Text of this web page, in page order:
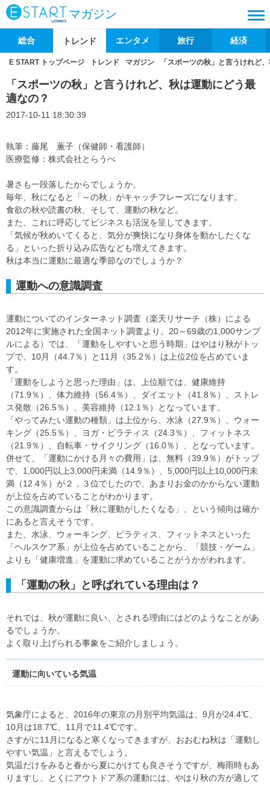
マガジン
総合 トレンド エンタメ 旅行 経済
E START トップページ トレンド マガジン 「スポーツの秋」と言うけれど
「スポーツの秋」と言うけれど、秋は運動にどう最
適なの？
2017-10-11 18:30:39
執筆：藤尾 薫子（保健師・看護師）
医療監修：株式会社とらうべ
暑さも一段落したからでしょうか。
毎年、秋になると「～の秋」がキャッチフレーズになります。
食欲の秋や読書の秋、そして、運動の秋など。
また、これに呼応してビジネスも活況を呈してきます。
「気候が秋めいてくると、気分が爽快になり身体を動かしたくな
る」といった折り込み広告なども増えてきます。
秋は本当に運動に最適な季節なのでしょうか？
運動への意識調査
運動についてのインターネット調査（楽天リサーチ（株）による
2012年に実施された全国ネット調査より。20～69歳の1,000サンプ
ルによる）では、「運動をしやすいと思う時期」はやはり秋がトッ
プで、10月（44.7％）と11月（35.2％）は上位2位を占めていま
す。
「運動をしようと思った理由」は、上位順では、健康維持
（71.9％）、体力維持（56.4％）、ダイエット（41.8％）、ストレ
ス発散（26.5％）、美容維持（12.1％）となっています。
「やってみたい運動の種類」は上位から、水泳（27.9％）、ウォー
キング（25.5％）、ヨガ・ピラティス（24.3％）、フィットネス
（21.9％）、自転車・サイクリング（16.0％）、となっています。
併せて、「運動にかける月々の費用」は、無料（39.9％）がトップ
で、1,000円以上3,000円未満（14.9％）、5,000円以上10,000円未
満（12.4％）が２，３位でしたので、あまりお金のかからない運動
が上位を占めていることがわかります。
この意識調査からは「秋に運動がしたくなる」、という傾向は確か
にあると言えそうです。
また、水泳、ウォーキング、ピラティス、フィットネスといった
「ヘルスケア系」が上位を占めていることから、「競技・ゲーム」
よりも「健康増進」を運動に求めていることがうかがわれます。
「運動の秋」と呼ばれている理由は？
それでは、秋が運動に良い、とされる理由にはどのようなことがあ
るでしょうか。
よく取り上げられる事象をご紹介しましょう。
運動に向いている気温
気象庁によると、2016年の東京の月別平均気温は、9月が24.4℃、
10月は18.7℃、11月で11.4℃です。
さすがに11月になると寒くなってきますが、おおむね秋は「運動し
やすい気温」と言えるでしょう。
気温だけをみると春から夏にかけても良さそうですが、梅雨時もあ
りますし、とくにアウトドア系の運動には、やはり秋の方が適して